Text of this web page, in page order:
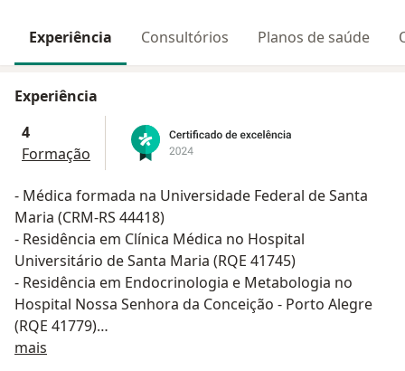
Experiência Consultórios Planos de saúde
Experiência
4
Formação
- Médica formada na Universidade Federal de Santa
Maria (CRM-RS 44418)
- Residência em Clínica Médica no Hospital
Universitário de Santa Maria (RQE 41745)
- Residência em Endocrinologia e Metabologia no
Hospital Nossa Senhora da Conceição - Porto Alegre
(RQE 41779)
- Mestre em Ciências da Saúde - foco em diabetes
mais